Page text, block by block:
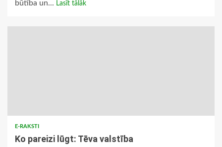
būtība un... Lasīt tālāk
E-RAKSTI
Ko pareizi lūgt: Tēva valstība